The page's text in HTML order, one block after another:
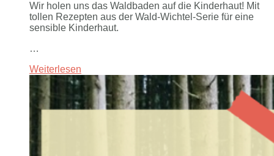
Wir holen uns das Waldbaden auf die Kinderhaut! Mit
tollen Rezepten aus der Wald-Wichtel-Serie für eine
sensible Kinderhaut.
…
Weiterlesen